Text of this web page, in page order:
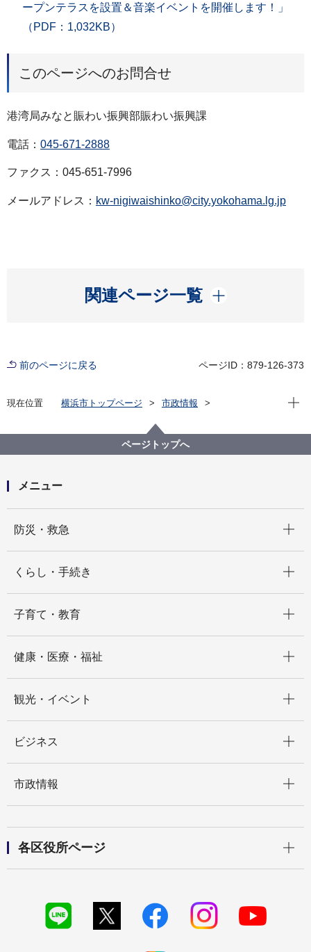
ープンテラスを設置＆音楽イベントを開催します！」
（PDF：1,032KB）
このページへのお問合せ
港湾局みなと賑わい振興部賑わい振興課
電話： 045-671-2888
ファクス：045-651-7996
メールアドレス： kw-nigiwaishinko@city.yokohama.lg.jp
関連ページ一覧
開く
前のページに戻る ページID：879-126-373
現在位置 横浜市トップページ
市政情報
横浜の水際線がもっと楽しく！マリン アンド ウォーク
ヨコハマ オープンテラスを設置＆音楽イベントを開
現在
ページトップへ
メニュー
防災・救急
くらし・手続き
子育て・教育
健康・医療・福祉
観光・イベント
ビジネス
市政情報
各区役所ページ